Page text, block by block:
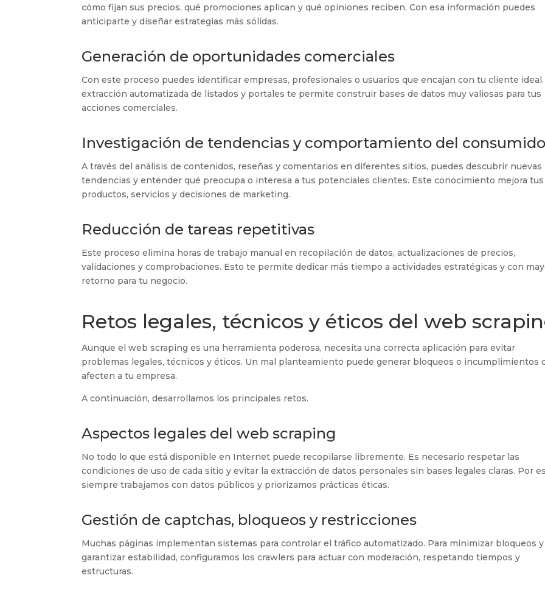
cómo fijan sus precios, qué promociones aplican y qué opiniones reciben. Con esa información puedes
anticiparte y diseñar estrategias más sólidas.
Generación de oportunidades comerciales
Con este proceso puedes identificar empresas, profesionales o usuarios que encajan con tu cliente ideal.
extracción automatizada de listados y portales te permite construir bases de datos muy valiosas para tus
acciones comerciales.
Investigación de tendencias y comportamiento del
A través del análisis de contenidos, reseñas y comentarios en diferentes sitios, puedes descubrir nuevas
tendencias y entender qué preocupa o interesa a tus potenciales clientes. Este conocimiento mejora tus
productos, servicios y decisiones de marketing.
Reducción de tareas repetitivas
Este proceso elimina horas de trabajo manual en recopilación de datos, actualizaciones de precios,
validaciones y comprobaciones. Esto te permite dedicar más tiempo a actividades estratégicas y con
retorno para tu negocio.
Retos legales, técnicos y éticos del web
Aunque el web scraping es una herramienta poderosa, necesita una correcta aplicación para evitar
problemas legales, técnicos y éticos. Un mal planteamiento puede generar bloqueos o incumplimientos
afecten a tu empresa.
A continuación, desarrollamos los principales retos.
Aspectos legales del web scraping
No todo lo que está disponible en Internet puede recopilarse libremente. Es necesario respetar las
condiciones de uso de cada sitio y evitar la extracción de datos personales sin bases legales claras. Por
siempre trabajamos con datos públicos y priorizamos prácticas éticas.
Gestión de captchas, bloqueos y restricciones
Muchas páginas implementan sistemas para controlar el tráfico automatizado. Para minimizar bloqueos y
garantizar estabilidad, configuramos los crawlers para actuar con moderación, respetando tiempos y
estructuras.